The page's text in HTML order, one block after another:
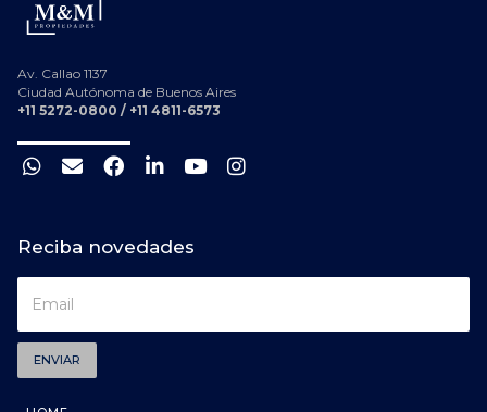
Av. Callao 1137
Ciudad Autónoma de Buenos Aires
+11 5272-0800 / +11 4811-6573
Reciba novedades
ENVIAR